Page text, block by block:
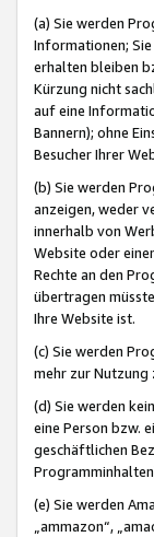
(a) Sie werden
Informationen;
erhalten bleiben
Kürzung nicht
auf eine
Bannern); ohne
Besucher Ihrer
(b) Sie werden
anzeigen, weder
innerhalb von
Website oder
Rechte an den
übertragen
Ihre Website ist.
(c) Sie werden
mehr zur Nutzung
(d) Sie werden
eine Person bzw.
geschäftlichen
(e) Sie werden
„ammazon“,